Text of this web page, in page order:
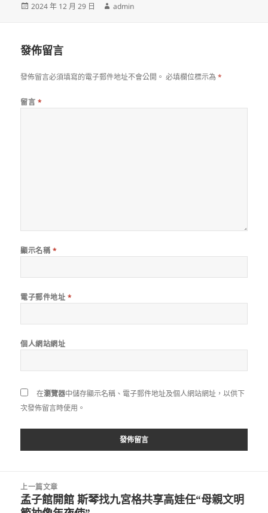
發
2024 年 12 月 29 日
作
admin
發佈留言
發佈留言必須填寫的電子郵件地址不會公開。 必填欄位標示為*
留言 *
顯示名稱 *
電子郵件地址 *
個人網站網址
在瀏覽器中儲存顯示名稱、電子郵件地址及個人網站網址，以供下
次發佈留言時使用。
上一篇文章
上
孟子館開館 斯琴找九宮格共享高娃任“母親文明